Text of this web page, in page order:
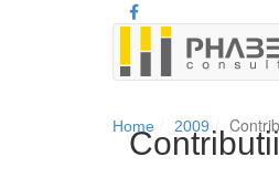
Home 2009